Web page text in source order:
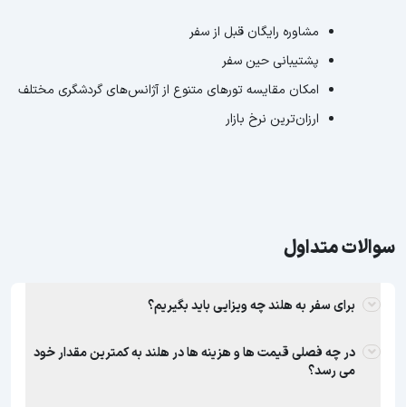
مشاوره رایگان قبل از سفر
پشتیبانی حین سفر
امکان مقایسه تورهای متنوع از آژانس‌های گردشگری مختلف
ارزان‌ترین نرخ بازار
سوالات متداول
برای سفر به هلند چه ویزایی باید بگیریم؟
در چه فصلی قیمت ها و هزینه ها در هلند به کمترین مقدار خود
می رسد؟